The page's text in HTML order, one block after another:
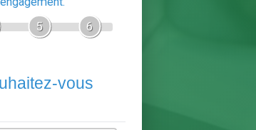
En 5 minutes, demandez
auxelectriciensdans votre région.
Gratuit, sans pub et sans engagement.